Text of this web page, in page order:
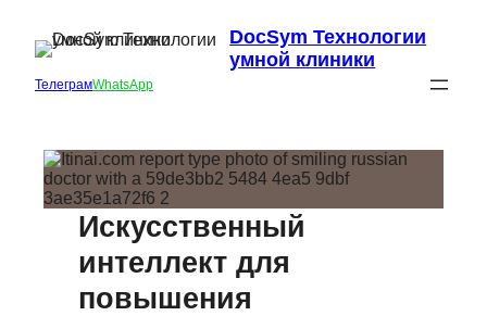
DocSym Технологии
умной клиники
ТелеграмWhatsApp
Искусственный
интеллект для
повышения